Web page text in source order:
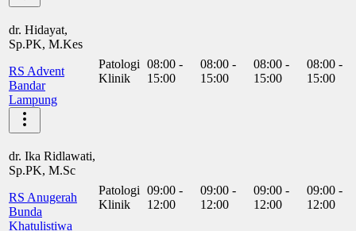
dr. Hidayat,
Sp.PK, M.Kes
RS Advent
Bandar
Lampung
Patologi
Klinik
08:00 -
15:00
08:00 -
15:00
08:00 -
15:00
08:00 -
15:00
dr. Ika Ridlawati,
Sp.PK, M.Sc
RS Anugerah
Bunda
Khatulistiwa
Patologi
Klinik
09:00 -
12:00
09:00 -
12:00
09:00 -
12:00
09:00 -
12:00